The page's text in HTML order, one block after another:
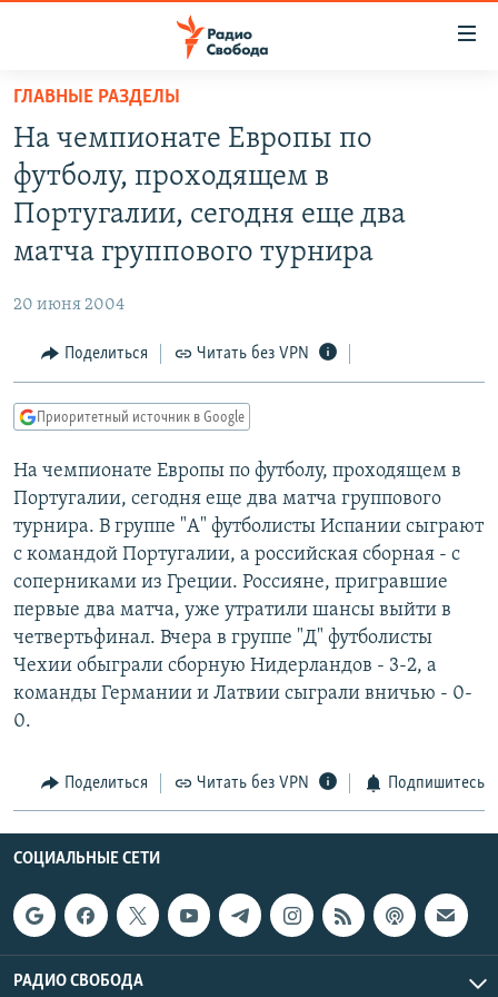
упрощенного
доступа
Вернуться
основному
содержанию
навигации
Вернутся
ПОДКАСТЫ
АВТОРСКИЕ ПРОЕКТЫ
IDEL.РЕАЛИИ
КАВКАЗ.РЕАЛИИ
СИБИРЬ.РЕАЛИИ
РАСПИСАНИЕ ВЕЩАНИЯ
ПОДПИШИТЕСЬ НА РАССЫЛКУ
СОЦИАЛЬНЫЕ СЕТИ
Все сайты РСЕ/РС
ГЛАВНЫЕ РАЗДЕЛЫ
На чемпионате Европы по
футболу, проходящем в
Португалии, сегодня еще два
матча группового турнира
20 июня 2004
Поделиться Читать без VPN
Приоритетный источник в Google
На чемпионате Европы по футболу, проходящем в
Португалии, сегодня еще два матча группового
турнира. В группе "А" футболисты Испании сыграют
с командой Португалии, а российская сборная - с
соперниками из Греции. Россияне, пригравшие
первые два матча, уже утратили шансы выйти в
четвертьфинал. Вчера в группе "Д" футболисты
Чехии обыграли сборную Нидерландов - 3-2, а
команды Германии и Латвии сыграли вничью - 0-
0.
Поделиться Читать без VPN Подпишитесь
СОЦИАЛЬНЫЕ СЕТИ
РАДИО СВОБОДА